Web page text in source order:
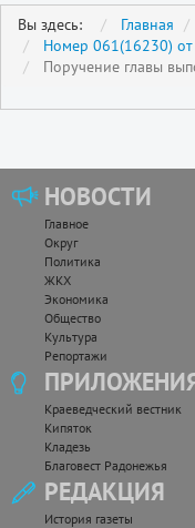
Вы здесь: Главная
Номер 061(16230)
Поручение главы
НОВОСТИ
Главное
Округ
Политика
ЖКХ
Экономика
Общество
Культура
Репортажи
Краеведческий вестник
Кипяток
Кладезь
Благовест Радонежья
РЕДАКЦИЯ
История газеты